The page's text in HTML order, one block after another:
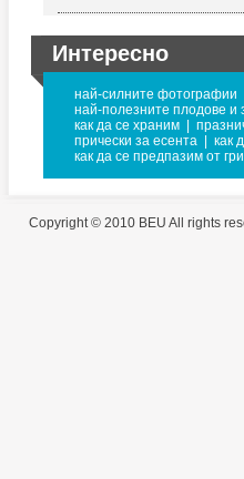
Интересно
най-силните фотографии
най-полезните плодове и
как да се храним
прически за есента
как
как да се предпазим от
Copyright © 2010 BEU All rights